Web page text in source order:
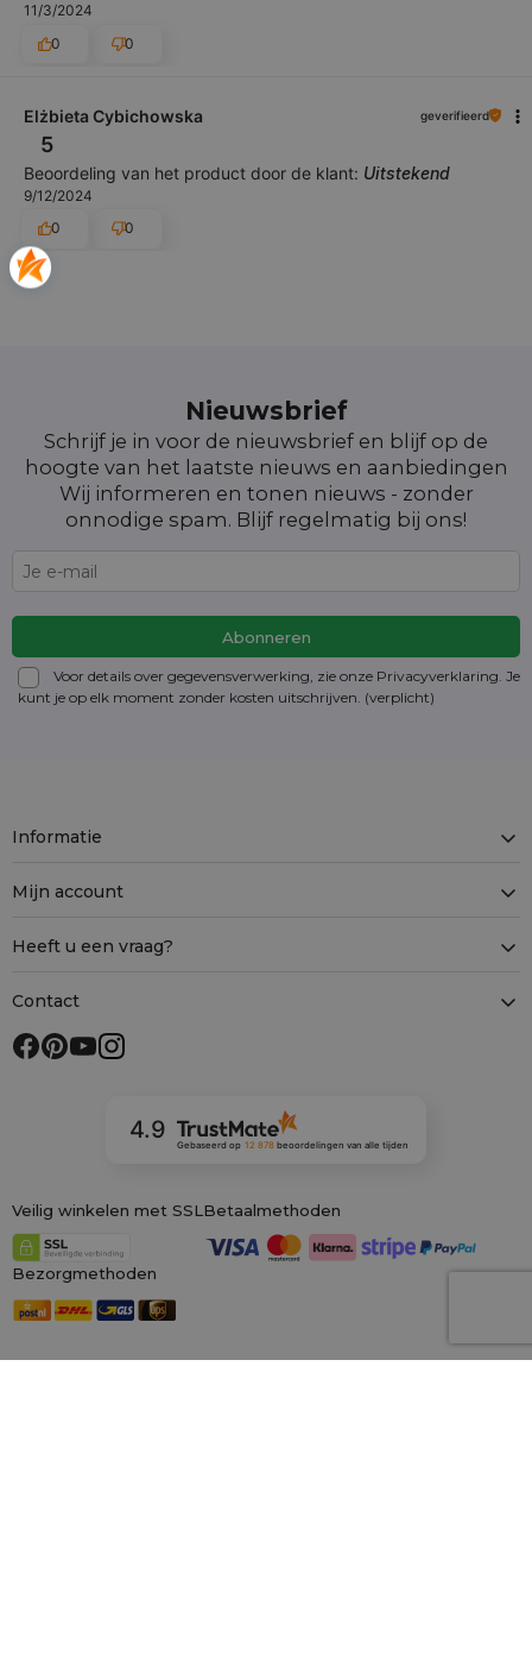
11/3/2024
0
0
Elżbieta Cybichowska geverifieerd
5
Beoordeling van het product door de klant: Uitstekend
9/12/2024
0
0
Nieuwsbrief
Schrijf je in voor de nieuwsbrief en blijf op de
hoogte van het laatste nieuws en aanbiedingen
Wij informeren en tonen nieuws - zonder
onnodige spam. Blijf regelmatig bij ons!
Voor details over gegevensverwerking, zie onze Privacyverklaring. Je
kunt je op elk moment zonder kosten uitschrijven . (verplicht)
Onze winkels in Europa
Informatie
Mijn account
Heeft u een vraag?
Contact
4.9
Gebaseerd op 12 878beoordelingen van alle tijden
Veilig winkelen met SSL Betaalmethoden
Bezorgmethoden